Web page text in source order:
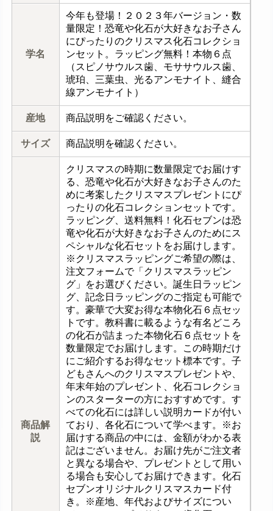
学名
今年も登場！２０２３年バージョン・数
量限定！恐竜や化石が大好きなお子さん
にぴったりのクリスマス化石コレクショ
ンセット。ラッピング無料！本物６点
（スピノサウルス歯、モササウルス歯、
琥珀、三葉虫、光るアンモナイト、縫合
線アンモナイト）
産地 商品説明をご確認ください。
サイズ 商品説明を確認ください。
商品解
説
クリスマスの時期に数量限定でお届けす
る、恐竜や化石が大好きなお子さんのた
めに考案したクリスマスプレゼントにぴ
ったりの化石コレクションセットです。
ラッピング、送料無料！化石セブンは恐
竜や化石が大好きなお子さんのためにス
ペシャルな化石セットをお届けします。
※クリスマスラッピングご希望の際は、
注文フォームで「クリスマスラッピン
グ」をお選びください。誕生日ラッピン
グ、記念日ラッピングのご指定も可能で
す。豪華で大変お得な本物化石６点セッ
トです。教科書に載るような有名どころ
の化石が詰まった本物化石６点セットを
数量限定でお届けします。この時期だけ
にご紹介するお得なセット標本です。子
どもさんへのクリスマスプレゼントや、
年末年始のプレゼント、化石コレクショ
ンのスターターの方におすすめです。す
べての化石には詳しい説明カードが付い
ており、各化石について学べます。※お
届けする商品の中には、金額がわかる表
記はございません。お届け先がご注文者
と異なる場合や、プレゼントとして用い
る場合も安心してお届けできます。化石
セブンオリジナルクリスマスカード付
き。※産地、年代およびサイズについ